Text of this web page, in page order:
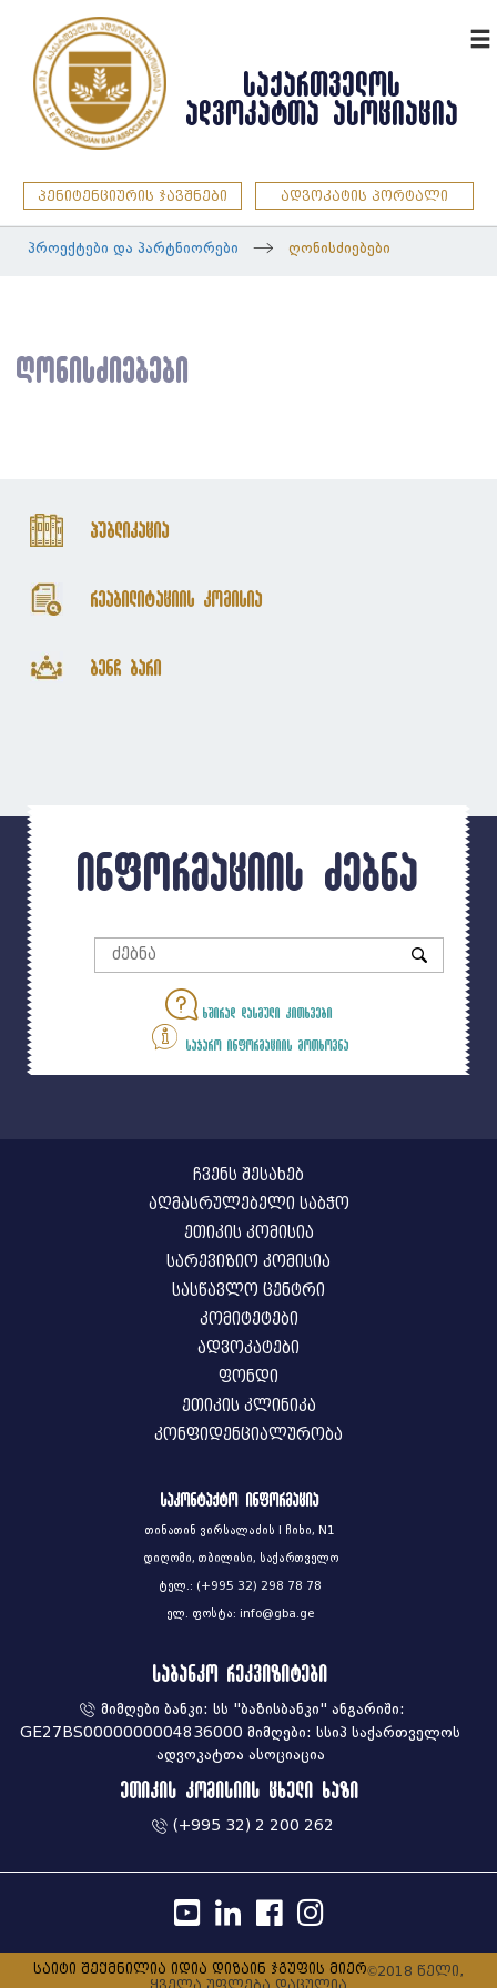
ᲡᲐᲥᲐᲠᲗᲕᲔᲚᲝᲡ
ᲐᲓᲕᲝᲙᲐᲢᲗᲐ ᲐᲡᲝᲪᲘᲐᲪᲘᲐ
პენიტენციურის ჯავშნები ადვოკატის პორტალი
პროექტები და პარტნიორები ღონისძიებები
ღონისძიებები
პუბლიკაცია
რეაბილიტაციის კომისია
ბენჩ ბარი
ინფორმაციის ძებნა
ხშირად დასმული კითხვები
საჯარო ინფორმაციის მოთხოვნა
ჩვენს შესახებ
აღმასრულებელი საბჭო
ეთიკის კომისია
სარევიზიო კომისია
სასწავლო ცენტრი
კომიტეტები
ადვოკატები
ფონდი
ეთიკის კლინიკა
კონფიდენციალურობა
საკონტაქტო ინფორმაცია
თინათინ ვირსალაძის I ჩიხი, N1
დიღომი, თბილისი, საქართველო
ტელ.: (+995 32) 298 78 78
ელ. ფოსტა: info@gba.ge
საბანკო რეკვიზიტები
მიმღები ბანკი: სს "ბაზისბანკი" ანგარიში:
GE27BS0000000004836000 მიმღები: სსიპ საქართველოს
ადვოკატთა ასოციაცია
ეთიკის კომისიის ცხელი ხაზი
(+995 32) 2 200 262
საიტი შექმნილია იდია დიზაინ ჯგუფის მიერ©2018 წელი,